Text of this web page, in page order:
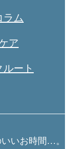
ラム
ア
ルート
いお時間…。